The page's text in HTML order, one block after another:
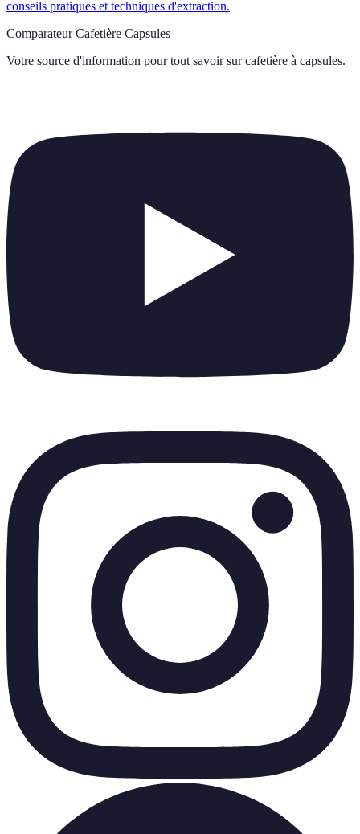
conseils pratiques et techniques d'extraction.
Comparateur Cafetière Capsules
Votre source d'information pour tout savoir sur cafetière à capsules.